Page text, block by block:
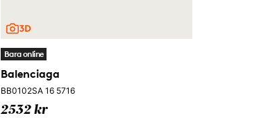
Bara online
Balenciaga
BB0102SA 16 5716
2532 kr